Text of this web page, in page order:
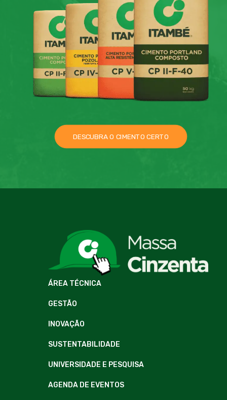
DESCUBRA O CIMENTO CERTO
ÁREA TÉCNICA
GESTÃO
INOVAÇÃO
SUSTENTABILIDADE
UNIVERSIDADE E PESQUISA
AGENDA DE EVENTOS